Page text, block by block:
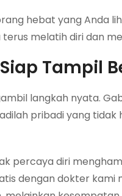
hebat yang Anda
melatih diri dan
Tampil
langkah nyata.
pribadi yang
percaya diri
dengan dokter kami